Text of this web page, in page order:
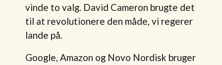
vinde to valg. David Cameron brugte det
til at revolutionere den måde, vi regerer
lande på.
Google, Amazon og Novo Nordisk bruger